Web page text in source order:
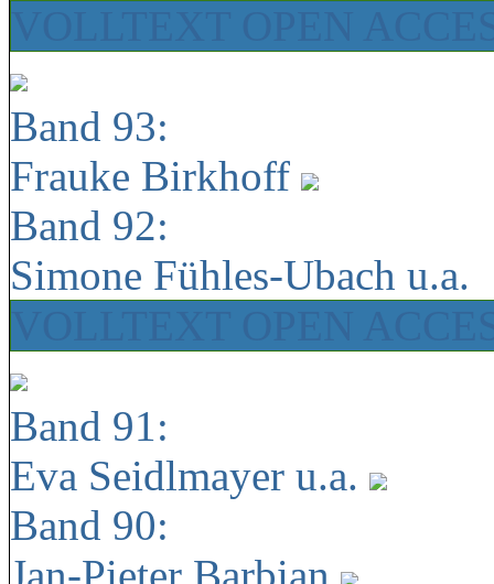
Band 93:
Frauke Birkhoff
Band 92:
Simone Fühles-Ubach u.a.
Band 91:
Eva Seidlmayer u.a.
Band 90: